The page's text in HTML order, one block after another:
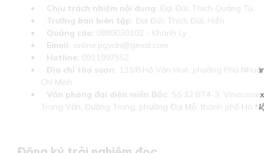
Chịu trách nhiệm nội dung: Đại Đức Thích Quảng Tú
Trưởng ban biên tập: Đại Đức Thích Đức Hiển
Quảng cáo: 0989030102 - Khánh Ly
Email: online.pgvdn@gmail.com
Hotline: 0911997552
Địa chỉ tòa soạn: 133/8 Hồ Văn Huê, phường Phú
Chí Minh
Văn phòng đại diện miền Bắc: Số 32 BT4-3,
Trung Văn, Đường Trung, phường Đại Mỗ, thành phố Hà